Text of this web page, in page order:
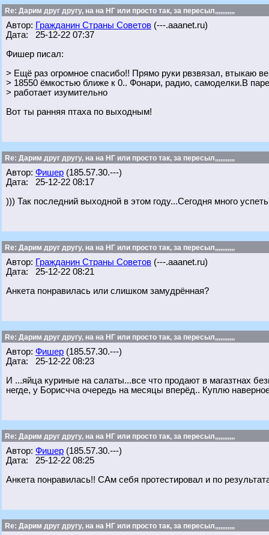
Re: Дарим друг другу, на на НГ или просто так, за пересыл,,,,,,,,,,,
Автор: Гражданин Страны Советов (---.aaanet.ru)
Дата: 25-12-22 07:37
Фишер писал:
> Ещё раз огромное спасибо!! Прямо руки рвзвязал, втыкаю
> 18550 ёмкостью ближе к 0.. Фонари, радио, самоделки.В
> работает изумительно
Вот ты ранняя птаха по выходным!
Re: Дарим друг другу, на на НГ или просто так, за пересыл,,,,,,,,,,,
Автор: Фишер (185.57.30.---)
Дата: 25-12-22 08:17
))) Так последний выходной в этом году...Сегодня много
Re: Дарим друг другу, на на НГ или просто так, за пересыл,,,,,,,,,,,
Автор: Гражданин Страны Советов (---.aaanet.ru)
Дата: 25-12-22 08:21
Анкета понравилась или слишком замудрённая?
Re: Дарим друг другу, на на НГ или просто так, за пересыл,,,,,,,,,,,
Автор: Фишер (185.57.30.---)
Дата: 25-12-22 08:23
И ...яйца куриные на салаты...все что продают в магазтнах
негде, у Борисчча очередь на месяцы вперёд.. Куплю
Re: Дарим друг другу, на на НГ или просто так, за пересыл,,,,,,,,,,,
Автор: Фишер (185.57.30.---)
Дата: 25-12-22 08:25
Анкета понравилась!! САм себя протестировал и по
Re: Дарим друг другу, на на НГ или просто так, за пересыл,,,,,,,,,,,